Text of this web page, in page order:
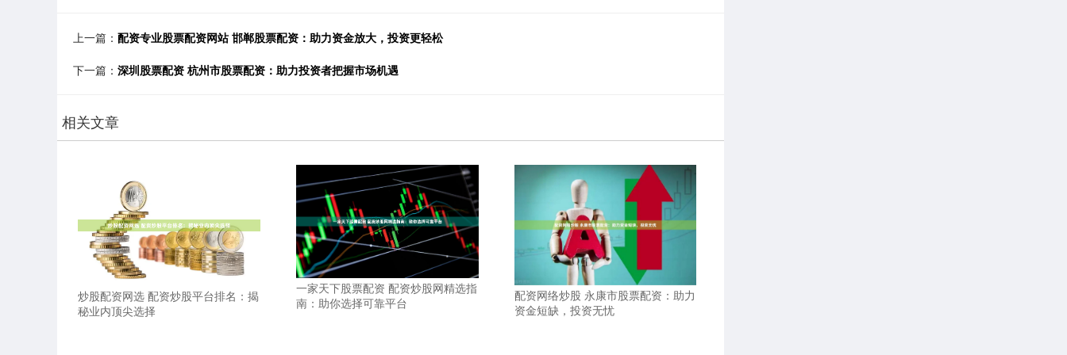
上一篇： 配资专业股票配资网站 邯郸股票配资：助力资金放大，投资更轻松
下一篇： 深圳股票配资 杭州市股票配资：助力投资者把握市场机遇
相关文章
炒股配资网选 配资炒股平台排名：揭
秘业内顶尖选择
一家天下股票配资 配资炒股网精选指
南：助你选择可靠平台
配资网络炒股 永康市股票配资：助力
资金短缺，投资无忧